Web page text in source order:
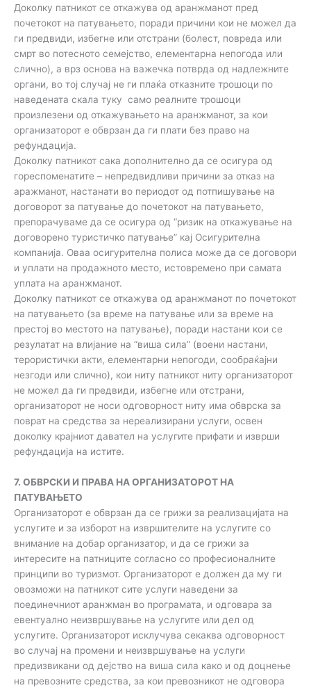
Доколку патникот се откажува од аранжманот пред
почетокот на патувањето, поради причини кои не можел да
ги предвиди, избегне или отстрани (болест, повреда или
смрт во потесното семејство, елементарна непогода или
слично), а врз основа на важечка потврда од надлежните
органи, во тој случај не ги плаќа отказните трошоци по
наведената скала туку само реалните трошоци
произлезени од откажувањето на аранжманот, за кои
организаторот е обврзан да ги плати без право на
рефундација.
Доколку патникот сака дополнително да се осигура од
гореспоменатите – непредвидливи причини за отказ на
аражманот, настанати во периодот од потпишување на
договорот за патување до почетокот на патувањето,
препорачуваме да се осигура од “ризик на откажување на
договорено туристичко патување” кај Осигурителна
компанија. Оваа осигурителна полиса може да се договори
и уплати на продажното место, истовремено при самата
уплата на аранжманот.
Доколку патникот се откажува од аранжманот по почетокот
на патувањето (за време на патување или за време на
престој во местото на патување), поради настани кои се
резулатат на влијание на “виша сила” (воени настани,
терористички акти, елементарни непогоди, сообраќајни
незгоди или слично), кои ниту патникот ниту организаторот
не можел да ги предвиди, избегне или отстрани,
организаторот не носи одговорност ниту има обврска за
поврат на средства за нереализирани услуги, освен
доколку крајниот давател на услугите прифати и изврши
рефундација на истите.
7. ОБВРСКИ И ПРАВА НА ОРГАНИЗАТОРОТ НА
ПАТУВАЊЕТО
Организаторот е обврзан да се грижи за реализацијата на
услугите и за изборот на извршителите на услугите со
внимание на добар организатор, и да се грижи за
интересите на патниците согласно со професионалните
принципи во туризмот. Организаторот е должен да му ги
овозможи на патникот сите услуги наведени за
поединечниот аранжман во програмата, и одговара за
евентуално неизвршување на услугите или дел од
услугите. Организаторот исклучува секаква одговорност
во случај на промени и неизвршување на услуги
предизвикани од дејство на виша сила како и од доцнење
на превозните средства, за кои превозникот не одговора